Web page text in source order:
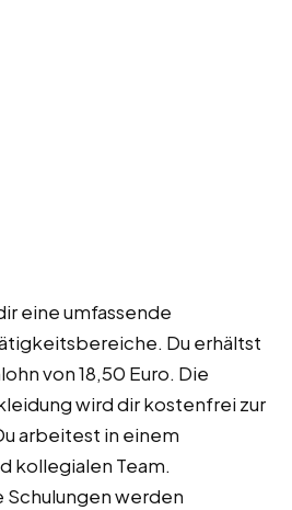
eine umfassende
Du erhältst
von 18,50 Euro. Die
wird dir kostenfrei zur
arbeitest in einem
kollegialen Team.
werden